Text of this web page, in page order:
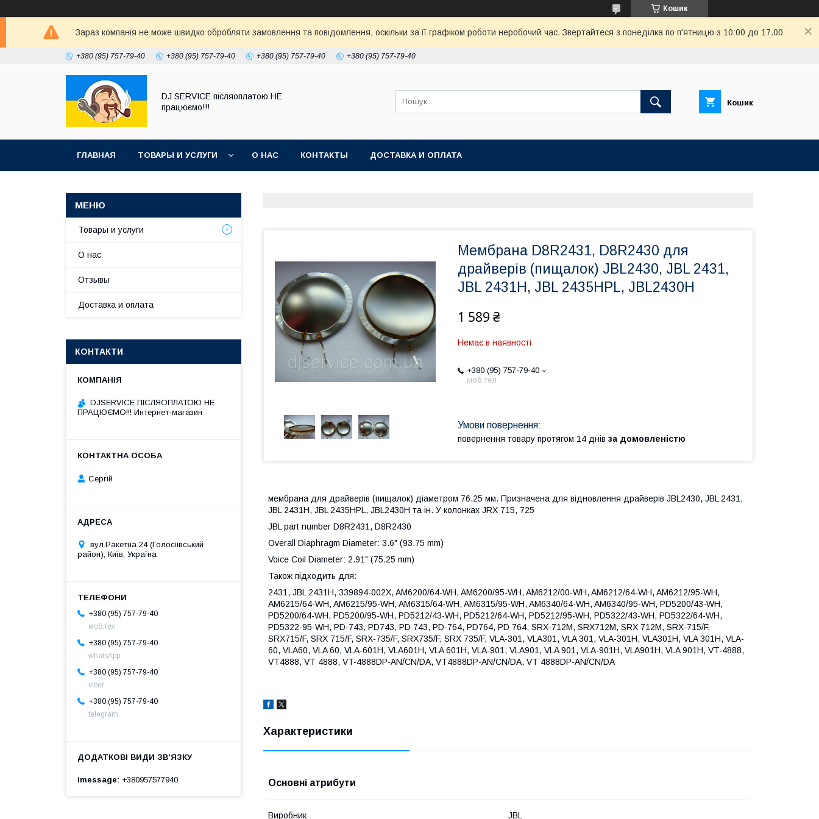
Кошик
Зараз компанія не може швидко обробляти замовлення та повідомлення, оскільки за її графіком роботи неробочий час. Звертайтеся з понеділка по п'ятницю з 10:00 до 17.00
+380 (95) 757-79-40 +380 (95) 757-79-40 +380 (95) 757-79-40 +380 (95) 757-79-40
DJ SERVICE пiсляоплатою НЕ
працюємо!!!
Кошик
ГЛАВНАЯ ТОВАРЫ И УСЛУГИ О НАС КОНТАКТЫ ДОСТАВКА И ОПЛАТА
Мембрана D8R2431, D8R2430 для
драйверів (пищалок) JBL2430, JBL 2431,
JBL 2431H, JBL 2435HPL, JBL2430H
1 589 ₴
Немає в наявності
+380 (95) 757-79-40
моб.тел
повернення товару протягом 14 днів за домовленістю
мембрана для драйверів (пищалок) діаметром 76.25 мм. Призначена для відновлення драйверів JBL2430, JBL 2431,
JBL 2431H, JBL 2435HPL, JBL2430H та ін. У колонках JRX 715, 725
JBL part number D8R2431, D8R2430
Overall Diaphragm Diameter: 3.6" (93.75 mm)
Voice Coil Diameter: 2.91" (75.25 mm)
Також підходить для:
2431, JBL 2431H, 339894-002X, AM6200/64-WH, AM6200/95-WH, AM6212/00-WH, AM6212/64-WH, AM6212/95-WH,
AM6215/64-WH, AM6215/95-WH, AM6315/64-WH, AM6315/95-WH, AM6340/64-WH, AM6340/95-WH, PD5200/43-WH,
PD5200/64-WH, PD5200/95-WH, PD5212/43-WH, PD5212/64-WH, PD5212/95-WH, PD5322/43-WH, PD5322/64-WH,
PD5322-95-WH, PD-743, PD743, PD 743, PD-764, PD764, PD 764, SRX-712M, SRX712M, SRX 712M, SRX-715/F,
SRX715/F, SRX 715/F, SRX-735/F, SRX735/F, SRX 735/F, VLA-301, VLA301, VLA 301, VLA-301H, VLA301H, VLA 301H, VLA-
60, VLA60, VLA 60, VLA-601H, VLA601H, VLA 601H, VLA-901, VLA901, VLA 901, VLA-901H, VLA901H, VLA 901H, VT-4888,
VT4888, VT 4888, VT-4888DP-AN/CN/DA, VT4888DP-AN/CN/DA, VT 4888DP-AN/CN/DA
Характеристики
Основні атрибути
Виробник JBL
Товары и услуги
О нас
Отзывы
Доставка и оплата
КОНТАКТИ
DJSERVICE ПІСЛЯОПЛАТОЮ НЕ
ПРАЦЮЄМО!!! Интернет-магазин
Сергій
вул.Ракетна 24 (Голосіівський
район), Київ, Україна
+380 (95) 757-79-40
моб.тел
+380 (95) 757-79-40
whatsApp
+380 (95) 757-79-40
viber
+380 (95) 757-79-40
telegram
imessage +380957577940